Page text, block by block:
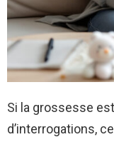
Si la grossesse
d’interrogations,